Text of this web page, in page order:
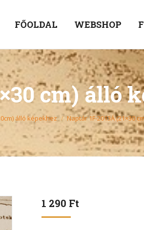
FŐOLDAL WEBSHOP
cm) álló
álló képekhez Naptár 1F-2013Á (21×30
1 290 Ft